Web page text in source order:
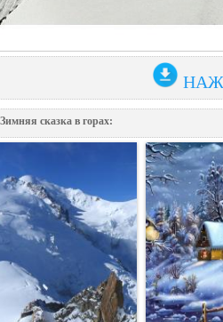
сказка в горах: